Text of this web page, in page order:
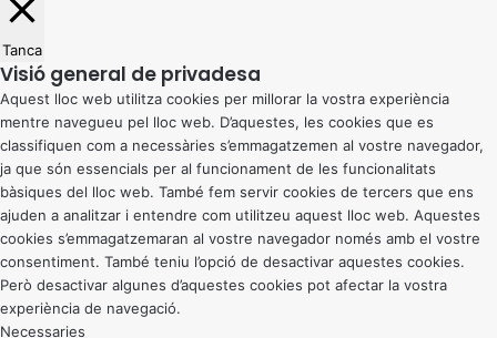
Tanca
Visió general de privadesa
Aquest lloc web utilitza cookies per millorar la vostra experiència
mentre navegueu pel lloc web. D’aquestes, les cookies que es
classifiquen com a necessàries s’emmagatzemen al vostre navegador,
ja que són essencials per al funcionament de les funcionalitats
bàsiques del lloc web. També fem servir cookies de tercers que ens
ajuden a analitzar i entendre com utilitzeu aquest lloc web. Aquestes
cookies s’emmagatzemaran al vostre navegador només amb el vostre
consentiment. També teniu l’opció de desactivar aquestes cookies.
Però desactivar algunes d’aquestes cookies pot afectar la vostra
experiència de navegació.
Necessaries